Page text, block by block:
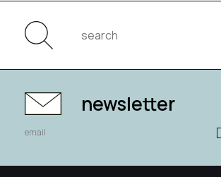
newsletter